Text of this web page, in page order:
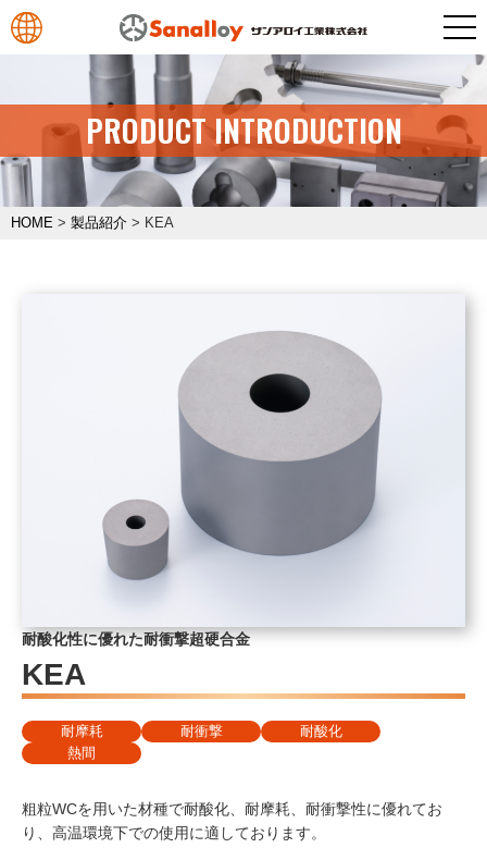
PRODUCT INTRODUCTION
HOME > 製品紹介 > KEA
耐酸化性に優れた耐衝撃超硬合金
KEA
耐摩耗 耐衝撃
耐酸化
熱間
粗粒WCを用いた材種で耐酸化、耐摩耗、耐衝撃性に優れてお
り、高温環境下での使用に適しております。